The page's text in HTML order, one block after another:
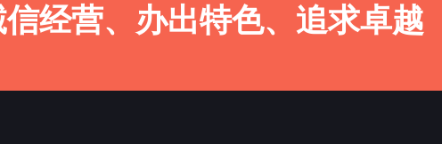
经营、办出特色、追求卓越